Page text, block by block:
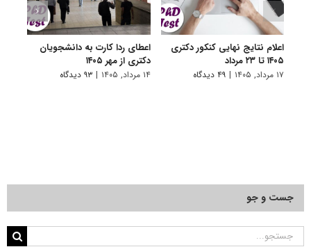
اعلام نتایج نهایی کنکور دکتری
۱۴۰۵ تا ۲۳ مرداد
۱۷ مرداد, ۱۴۰۵ | ۴۹ دیدگاه
اعطای ردا کارت به دانشجویان
دکتری از مهر ۱۴۰۵
۱۴ مرداد, ۱۴۰۵ | ۹۳ دیدگاه
جست و جو
جستجو